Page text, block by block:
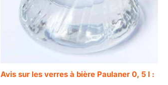
Avis sur les verres à bière Paulaner 0, 5 l :